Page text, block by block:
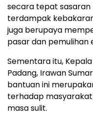
secara tepat
terdampak
juga berupaya
pasar dan pemulihan
Sementara itu,
Padang, Irawan
bantuan ini
terhadap
masa sulit.